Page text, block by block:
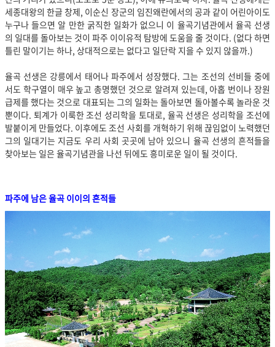
세종대왕의 한글 창제, 이순신 장군의 임진왜란에서의 공과 같이 어린아이도
누구나 들으면 알 만한 굵직한 일화가 없으니 이 율곡기념관에서 율곡 선생
의 일대를 돌아보는 것이 파주 이이유적 탐방에 도움을 줄 것이다. (없다 하면
틀린 말이기는 하나, 상대적으로는 없다고 일단락 지을 수 있지 않을까.)
율곡 선생은 강릉에서 태어나 파주에서 성장했다. 그는 조선의 선비들 중에
서도 학구열이 매우 높고 총명했던 것으로 알려져 있는데, 아홉 번이나 장원
급제를 했다는 것으로 대표되는 그의 일화는 돌아보면 돌아볼수록 놀라운 것
뿐이다. 퇴계가 이룩한 조선 성리학을 토대로, 율곡 선생은 성리학을 조선에
발붙이게 만들었다. 이후에도 조선 사회를 개혁하기 위해 끊임없이 노력했던
그의 일대기는 지금도 우리 사회 곳곳에 남아 있으니 율곡 선생의 흔적들을
찾아보는 일은 율곡기념관을 나선 뒤에도 흥미로운 일이 될 것이다.
파주에 남은 율곡 이이의 흔적들